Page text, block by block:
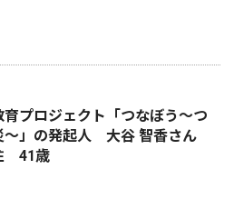
育プロジェクト「つなぼう〜つ
〜」の発起人 大谷 智香さん
41歳